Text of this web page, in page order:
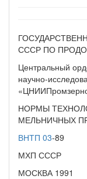
СССР ПО
Центральный
научно-
НОРМЫ
МЕЛЬНИЧНЫХ
ВНТП 03-89
МХП СССР
МОСКВА 1991